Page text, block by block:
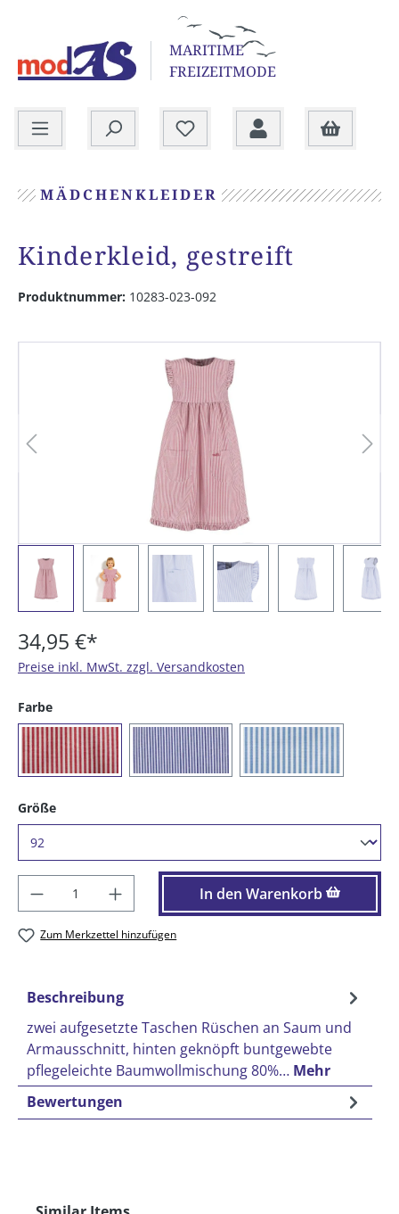
MARITIME
FREIZEITMODE
MÄDCHENKLEIDER
Kinderkleid, gestreift
Produktnummer: 10283-023-092
34,95 €*
Preise inkl. MwSt. zzgl. Versandkosten
Farbeauswählen
(023) rot/weiß gestreift(054) marine / weiß gestreift
Größeauswählen
Produkt Anzahl: Gib den gewünschten
In den Warenkorb
Zum Merkzettel hinzufügen
Beschreibung
zwei aufgesetzte Taschen Rüschen an Saum und
Armausschnitt, hinten geknöpft buntgewebte
pflegeleichte Baumwollmischung 80%… Mehr
Bewertungen
Produktgalerie überspringen